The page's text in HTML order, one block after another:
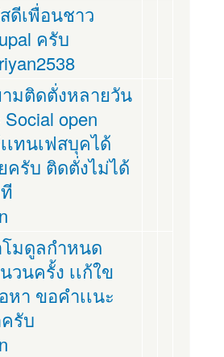
ดีเพื่อนชาว
ครับ
มติดตั่งหลายวัน
Social open
เทนเฟสบุคได้
ครับ ติดตั่งไม่ได้
มดูลกำหนด
วนครั้ง เเก้ใข
หา ขอคำเเนะ
รับ